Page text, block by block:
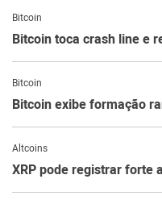
Bitcoin
Bitcoin toca crash line e
Bitcoin
Bitcoin exibe formação
Altcoins
XRP pode registrar forte